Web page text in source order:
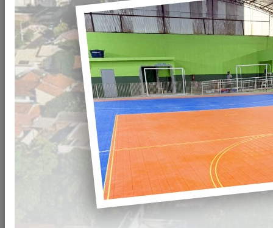
Compartilhar WHATSAPP